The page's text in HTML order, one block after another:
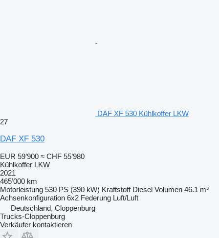
DAF XF 530 Kühlkoffer LKW
27
DAF XF 530
EUR 59’900 ≈ CHF 55’980
Kühlkoffer LKW
2021
465’000 km
Motorleistung 530 PS (390 kW) Kraftstoff Diesel Volumen 46.1 m³
Achsenkonfiguration 6x2 Federung Luft/Luft
Deutschland, Cloppenburg
Trucks-Cloppenburg
Verkäufer kontaktieren